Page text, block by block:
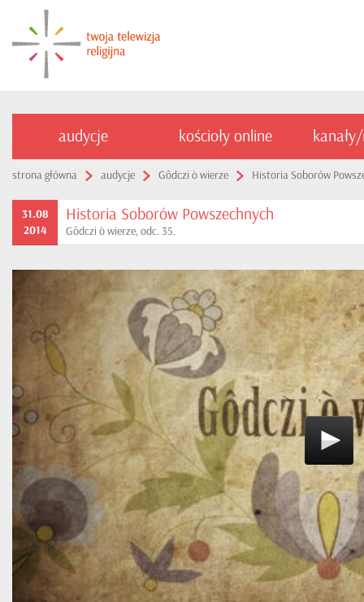
audycje kościoły online
strona główna audycje Gôdczi ò wierze Historia Soborów
31.08
2014
Historia Soborów Powszechnych
Gôdczi ò wierze, odc. 35.